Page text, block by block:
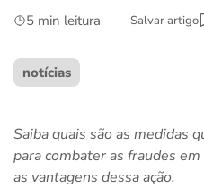
benefícios
crédito fácil
ferramentas
5 min leitura Salvar artigo
notícias
Saiba quais são as medidas
para combater as fraudes
as vantagens dessa ação.